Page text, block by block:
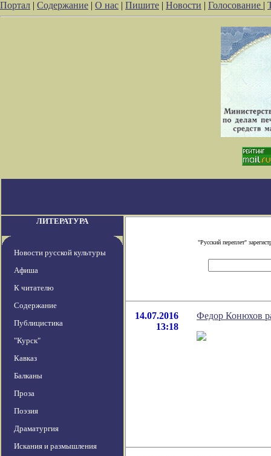
Портал | Содержание | О нас | Пишите | Новости | Голосование |
ЛИТЕРАТУРА
Новости русской культуры
Афиша
К читателю
Содержание
Публицистика
"Курск"
Кавказ
Балканы
Проза
Поэзия
Драматургия
Искания и размышления
"Русский переплет"
14.07.2016
13:18
Федор Конюхов